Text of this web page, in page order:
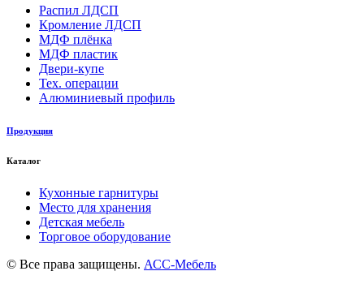
Распил ЛДСП
Кромление ЛДСП
МДФ плёнка
МДФ пластик
Двери-купе
Тех. операции
Алюминиевый профиль
Продукция
Каталог
Кухонные гарнитуры
Место для хранения
Детская мебель
Торговое оборудование
© Все права защищены. АСС-Мебель